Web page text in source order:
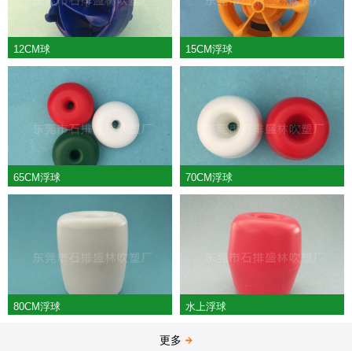
12CM球 15CM浮球
65CM浮球 70CM浮球
80CM浮球 水上浮球
更多